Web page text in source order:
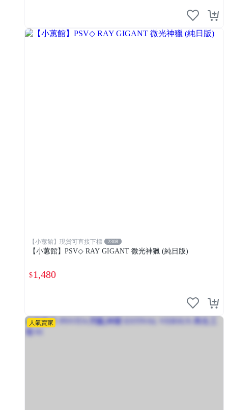
【小蕙館】現貨可直接下標 2308
【小蕙館】PSV◇ RAY GIGANT 微光神獵 (純日版)
$1,480
人氣賣家